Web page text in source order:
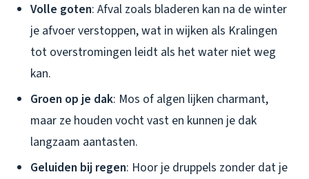
Volle goten: Afval zoals bladeren kan na de winter
je afvoer verstoppen, wat in wijken als Kralingen
tot overstromingen leidt als het water niet weg
kan.
Groen op je dak: Mos of algen lijken charmant,
maar ze houden vocht vast en kunnen je dak
langzaam aantasten.
Geluiden bij regen: Hoor je druppels zonder dat je